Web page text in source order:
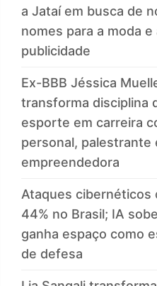
a Jataí em busca de
nomes para a moda e
publicidade
Ex-BBB Jéssica
transforma disciplina
esporte em carreira
personal, palestrante
empreendedora
Ataques cibernéticos
44% no Brasil; IA
ganha espaço como
de defesa